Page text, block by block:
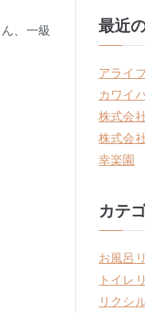
、一級
最近
アライ
カワイ
株式会
株式会
幸楽園
カテ
お風呂
トイレ
リクシ